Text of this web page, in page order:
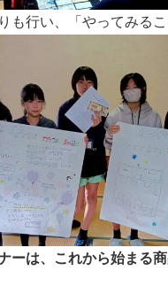
も行い、「やってみる
ーは、これから始まる